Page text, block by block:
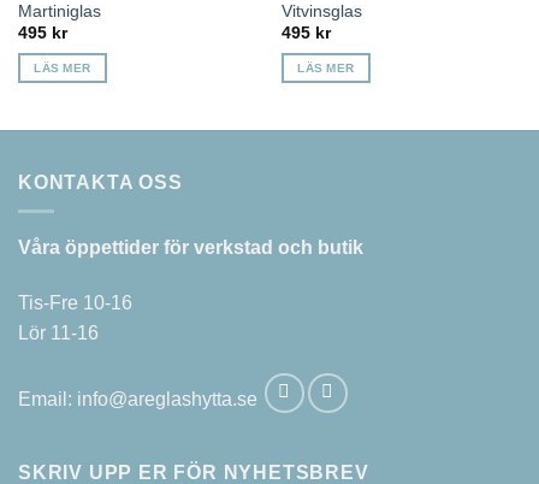
Martiniglas
495 kr
LÄS MER
Vitvinsglas
495 kr
LÄS MER
KONTAKTA OSS
Våra öppettider för verkstad och butik
Tis-Fre 10-16
Lör 11-16
Email: info@areglashytta.se
SKRIV UPP ER FÖR NYHETSBREV